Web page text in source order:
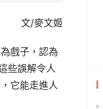
文/麥文姬
戲子，認為
些誤解令人
它能走進人